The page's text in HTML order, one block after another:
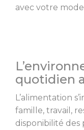
avec votre
quotidien
L’alimentation
famille, travail,
disponibilité des